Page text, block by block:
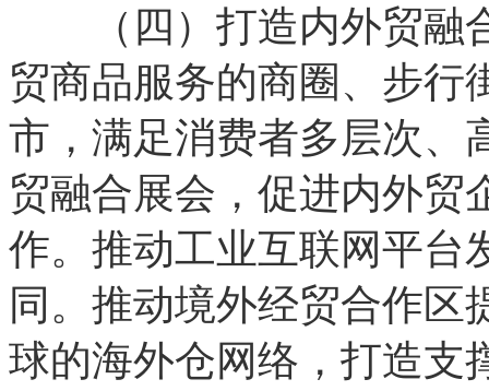
（四）打造内外贸融
贸商品服务的商圈、步行
市，满足消费者多层次、
贸融合展会，促进内外贸
作。推动工业互联网平台
同。推动境外经贸合作区
球的海外仓网络，打造支